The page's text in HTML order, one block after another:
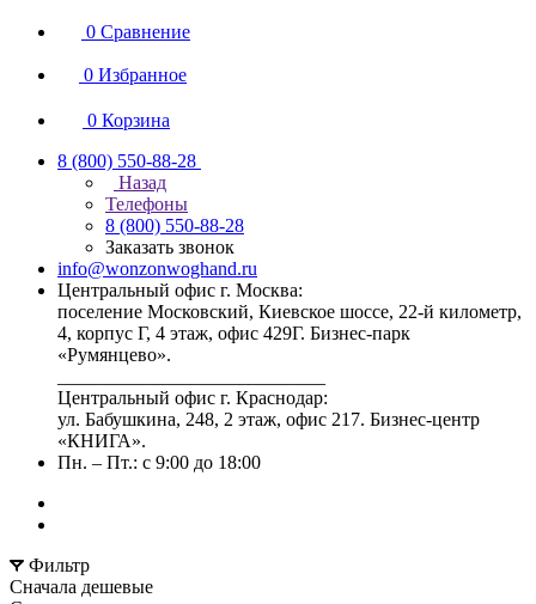
0 Сравнение
0 Избранное
0 Корзина
8 (800) 550-88-28
Назад
Телефоны
8 (800) 550-88-28
Заказать звонок
info@wonzonwoghand.ru
Центральный офис г. Москва:
поселение Московский, Киевское шоссе, 22-й километр,
4, корпус Г, 4 этаж, офис 429Г. Бизнес-парк
«Румянцево».
Центральный офис г. Краснодар:
ул. Бабушкина, 248, 2 этаж, офис 217. Бизнес-центр
«КНИГА».
Пн. – Пт.: с 9:00 до 18:00
Фильтр
Сначала дешевые